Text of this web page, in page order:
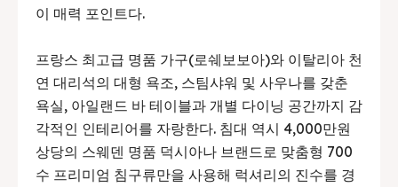
이 매력 포인트다.
프랑스 최고급 명품 가구(로쉐보보아)와 이탈리아 천
연 대리석의 대형 욕조, 스팀샤워 및 사우나를 갖춘
욕실, 아일랜드 바 테이블과 개별 다이닝 공간까지 감
각적인 인테리어를 자랑한다. 침대 역시 4,000만원
상당의 스웨덴 명품 덕시아나 브랜드로 맞춤형 700
수 프리미엄 침구류만을 사용해 럭셔리의 진수를 경